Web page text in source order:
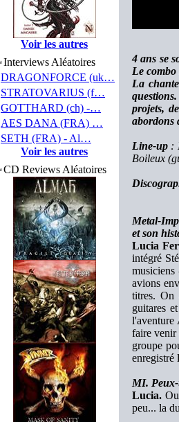
Voir les autres
Interviews Aléatoires
DRAGONFORCE (uk…
STRATOVARIUS (f…
GOTTHARD (ch) -…
AES DANA (FRA) …
SETH (FRA) - Al…
Voir les autres
CD Reviews Aléatoires
4 ans se
Le
La
projets,
abordons
Line-up :
Boileux
Metal-
et son
Lucia
intégré
avions
titres. On
guitares
l'aventure
faire venir
groupe
enregistré
MI.
Lucia.
peu... la